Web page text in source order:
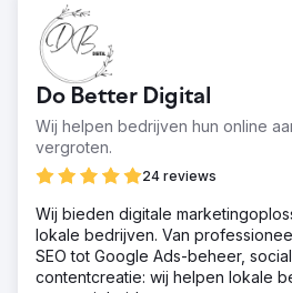
Do Better Digital
Wij helpen bedrijven hun online
vergroten.
24 reviews
Wij bieden digitale
lokale bedrijven. Van
SEO tot Google Ads-beheer,
contentcreatie: wij helpen lokale